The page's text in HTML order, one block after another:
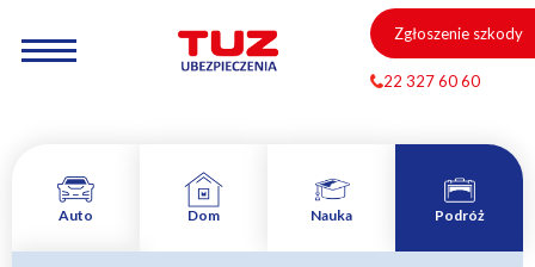
Zgłoszenie szkody
22 327 60 60
Auto Dom Nauka Podróż